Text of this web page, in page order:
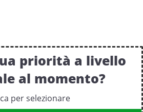
priorità a livello
al momento?
per selezionare